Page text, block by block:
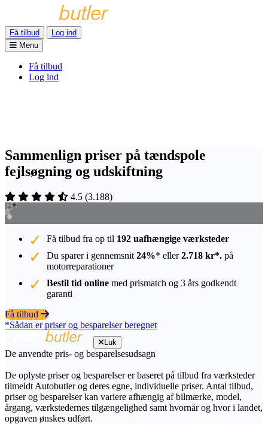
Få tilbud
Log ind
Menu
Få tilbud
Log ind
Sammenlign priser på tændspole
fejlsøgning og udskiftning
4.5 (3.188)
Få tilbud fra op til 192 uafhængige værksteder
Du sparer i gennemsnit 24%* eller2.718 kr*. på
motorreparationer
Bestil tid online med prismatch og 3 års godkendt
garanti
Få tilbud
*Sådan er priser og besparelser beregnet
Luk
De anvendte pris- og besparelsesudsagn
De oplyste priser og besparelser er baseret på tilbud fra værksteder
tilmeldt Autobutler og deres egne, individuelle priser. Antal tilbud,
priser og besparelser kan variere afhængig af bilmærke, model,
årgang, værkstedernes tilgængelighed samt hvornår og hvor i landet,
opgaven ønskes udført.